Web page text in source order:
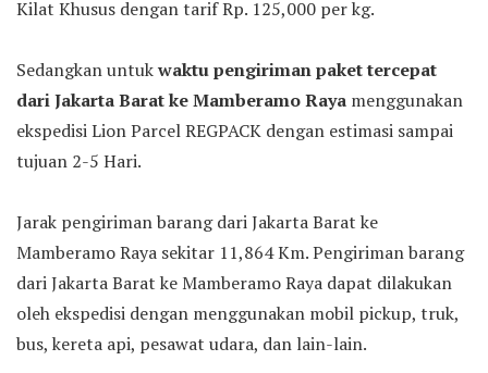
Kilat Khusus dengan tarif Rp. 125,000 per kg.
Sedangkan untukwaktu pengiriman paket tercepat
dari Jakarta Barat ke Mamberamo Raya menggunakan
ekspedisi Lion Parcel REGPACK dengan estimasi sampai
tujuan 2-5 Hari.
Jarak pengiriman barang dari Jakarta Barat ke
Mamberamo Raya sekitar 11,864 Km. Pengiriman barang
dari Jakarta Barat ke Mamberamo Raya dapat dilakukan
oleh ekspedisi dengan menggunakan mobil pickup, truk,
bus, kereta api, pesawat udara, dan lain-lain.